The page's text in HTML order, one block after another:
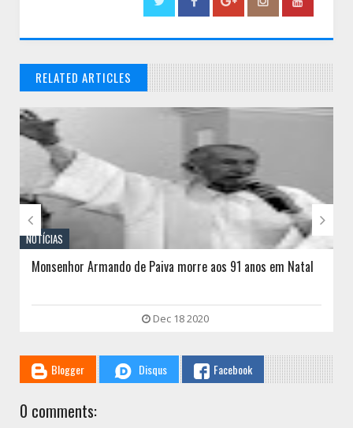
RELATED ARTICLES
// THATS WHAT YOU MIGHT BE LOOKING FOR
NOTÍCIAS
Monsenhor Armando de Paiva morre aos 91 anos em Natal
Dec 18 2020
 
Blogger Disqus Facebook
0 comments: